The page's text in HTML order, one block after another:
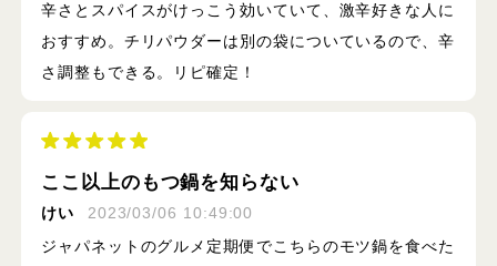
辛さとスパイスがけっこう効いていて、激辛好きな人に
おすすめ。チリパウダーは別の袋についているので、辛
さ調整もできる。リピ確定！
ここ以上のもつ鍋を知らない
けい
2023/03/06 10:49:00
ジャパネットのグルメ定期便でこちらのモツ鍋を食べた